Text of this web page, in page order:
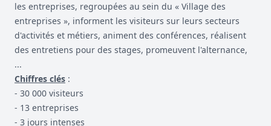
les entreprises, regroupées au sein du « Village des
entreprises », informent les visiteurs sur leurs secteurs
d'activités et métiers, animent des conférences, réalisent
des entretiens pour des stages, promeuvent l'alternance,
...
Chiffres clés :
- 30 000 visiteurs
- 13 entreprises
- 3 jours intenses